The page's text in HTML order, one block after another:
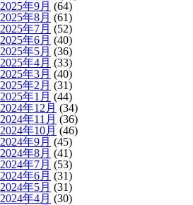
2025年9月 (64)
2025年8月 (61)
2025年7月 (52)
2025年6月 (40)
2025年5月 (36)
2025年4月 (33)
2025年3月 (40)
2025年2月 (31)
2025年1月 (44)
2024年12月 (34)
2024年11月 (36)
2024年10月 (46)
2024年9月 (45)
2024年8月 (41)
2024年7月 (53)
2024年6月 (31)
2024年5月 (31)
2024年4月 (30)